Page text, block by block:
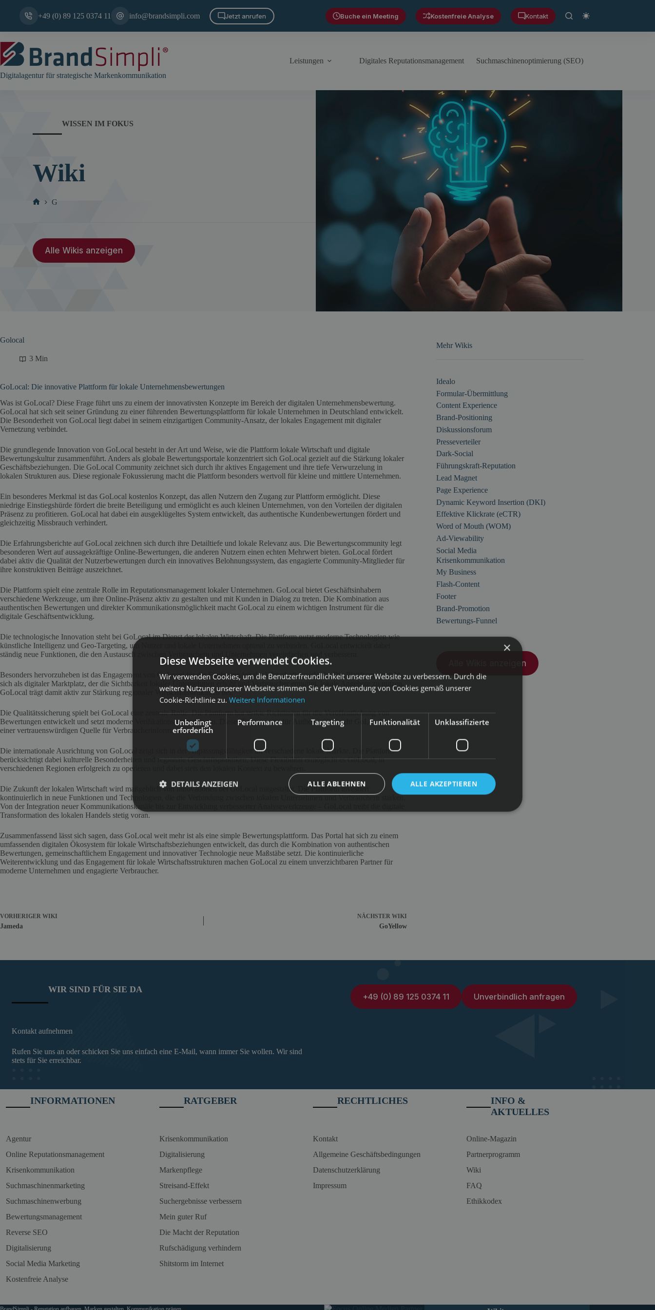
+49 (0) 89 125 0374 11 info@brandsimpli.com Jetzt anrufen Buche ein Meeting Kostenfreie Analyse Kontakt
Digitalagentur für strategische Markenkommunikation
Leistungen Digitales Reputationsmanagement Suchmaschinenoptimierung (SEO)
WISSEN IM FOKUS
Wiki
G
Alle Wikis anzeigen
Golocal
3 Min
GoLocal: Die innovative Plattform für lokale Unternehmensbewertungen
Was ist GoLocal? Diese Frage führt uns zu einem der innovativsten Konzepte im Bereich der digitalen Unternehmensbewertung.
GoLocal hat sich seit seiner Gründung zu einer führenden Bewertungsplattform für lokale Unternehmen in Deutschland entwickelt.
Die Besonderheit von GoLocal liegt dabei in seinem einzigartigen Community-Ansatz, der lokales Engagement mit digitaler
Vernetzung verbindet.
Die grundlegende Innovation von GoLocal besteht in der Art und Weise, wie die Plattform lokale Wirtschaft und digitale
Bewertungskultur zusammenführt. Anders als globale Bewertungsportale konzentriert sich GoLocal gezielt auf die Stärkung lokaler
Geschäftsbeziehungen. Die GoLocal Community zeichnet sich durch ihr aktives Engagement und ihre tiefe Verwurzelung in
lokalen Strukturen aus. Diese regionale Fokussierung macht die Plattform besonders wertvoll für kleine und mittlere Unternehmen.
Ein besonderes Merkmal ist das GoLocal kostenlos Konzept, das allen Nutzern den Zugang zur Plattform ermöglicht. Diese
niedrige Einstiegshürde fördert die breite Beteiligung und ermöglicht es auch kleinen Unternehmen, von den Vorteilen der digitalen
Präsenz zu profitieren. GoLocal hat dabei ein ausgeklügeltes System entwickelt, das authentische Kundenbewertungen fördert und
gleichzeitig Missbrauch verhindert.
Die Erfahrungsberichte auf GoLocal zeichnen sich durch ihre Detailtiefe und lokale Relevanz aus. Die Bewertungscommunity legt
besonderen Wert auf aussagekräftige Online-Bewertungen, die anderen Nutzern einen echten Mehrwert bieten. GoLocal fördert
dabei aktiv die Qualität der Nutzerbewertungen durch ein innovatives Belohnungssystem, das engagierte Community-Mitglieder für
ihre konstruktiven Beiträge auszeichnet.
Die Plattform spielt eine zentrale Rolle im Reputationsmanagement lokaler Unternehmen. GoLocal bietet Geschäftsinhabern
verschiedene Werkzeuge, um ihre Online-Präsenz aktiv zu gestalten und mit Kunden in Dialog zu treten. Die Kombination aus
authentischen Bewertungen und direkter Kommunikationsmöglichkeit macht GoLocal zu einem wichtigen Instrument für die
digitale Geschäftsentwicklung.
Die technologische Innovation steht bei GoLocal im Dienst der lokalen Wirtschaft. Die Plattform nutzt moderne Technologien wie
künstliche Intelligenz und Geo-Targeting, um Nutzer und lokale Unternehmen optimal zu verbinden. GoLocal entwickelt dabei
ständig neue Funktionen, die den Austausch zwischen Verbrauchern und Unternehmen vereinfachen und verbessern.
Besonders hervorzuheben ist das Engagement von GoLocal für die Förderung lokaler Wirtschaftskreisläufe. Die Plattform versteht
sich als digitaler Marktplatz, der die Sichtbarkeit lokaler Unternehmen erhöht und Verbraucher ermutigt, lokale Angebote zu nutzen.
GoLocal trägt damit aktiv zur Stärkung regionaler Wirtschaftsstrukturen bei.
Die Qualitätssicherung spielt bei GoLocal eine zentrale Rolle. Die Plattform hat strikte Richtlinien für die Veröffentlichung von
Bewertungen entwickelt und setzt moderne Verifikationsmethoden ein. Dieses Engagement für Authentizität macht GoLocal zu
einer vertrauenswürdigen Quelle für Verbraucherinformationen.
Die internationale Ausrichtung von GoLocal zeigt sich in der Anpassungsfähigkeit an verschiedene lokale Märkte. Die Plattform
berücksichtigt dabei kulturelle Besonderheiten und regionale Geschäftspraktiken. Diese Flexibilität ermöglicht es GoLocal, in
verschiedenen Regionen erfolgreich zu operieren und dabei stets den lokalen Kontext zu bewahren.
Die Zukunft der lokalen Wirtschaft wird maßgeblich von Innovationen bei GoLocal mitgestaltet. Die Plattform investiert
kontinuierlich in neue Funktionen und Technologien, die die Verbindung zwischen lokalen Unternehmen und Verbrauchern stärken.
Von der Integration neuer Kommunikationskanäle bis zur Entwicklung verbesserter Analysewerkzeuge – GoLocal treibt die digitale
Transformation des lokalen Handels stetig voran.
Zusammenfassend lässt sich sagen, dass GoLocal weit mehr ist als eine simple Bewertungsplattform. Das Portal hat sich zu einem
umfassenden digitalen Ökosystem für lokale Wirtschaftsbeziehungen entwickelt, das durch die Kombination von authentischen
Bewertungen, gemeinschaftlichem Engagement und innovativer Technologie neue Maßstäbe setzt. Die kontinuierliche
Weiterentwicklung und das Engagement für lokale Wirtschaftsstrukturen machen GoLocal zu einem unverzichtbaren Partner für
moderne Unternehmen und engagierte Verbraucher.
VORHERIGER WIKI
Jameda
NÄCHSTER WIKI
GoYellow
Mehr Wikis
Idealo
Formular-Übermittlung
Content Experience
Brand-Positioning
Diskussionsforum
Presseverteiler
Dark-Social
Führungskraft-Reputation
Lead Magnet
Page Experience
Dynamic Keyword Insertion (DKI)
Effektive Klickrate (eCTR)
Word of Mouth (WOM)
Ad-Viewability
Social Media
Krisenkommunikation
My Business
Flash-Content
Footer
Brand-Promotion
Bewertungs-Funnel
Alle Wikis anzeigen
WIR SIND FÜR SIE DA
Kontakt aufnehmen
Rufen Sie uns an oder schicken Sie uns einfach eine E-Mail, wann immer Sie wollen. Wir sind
stets für Sie erreichbar.
+49 (0) 89 125 0374 11 Unverbindlich anfragen
INFORMATIONEN
Agentur
Online Reputationsmanagement
Krisenkommunikation
Suchmaschinenmarketing
Suchmaschinenwerbung
Bewertungsmanagement
Reverse SEO
Digitalisierung
Social Media Marketing
Kostenfreie Analyse
RATGEBER
Krisenkommunikation
Digitalisierung
Markenpflege
Streisand-Effekt
Suchergebnisse verbessern
Mein guter Ruf
Die Macht der Reputation
Rufschädigung verhindern
Shitstorm im Internet
RECHTLICHES
Kontakt
Allgemeine Geschäftsbedingungen
Datenschutzerklärung
Impressum
INFO &
AKTUELLES
Online-Magazin
Partnerprogramm
Wiki
FAQ
Ethikkodex
×
Diese Webseite verwendet Cookies.
Wir verwenden Cookies, um die Benutzerfreundlichkeit unserer Website zu verbessern. Durch die
weitere Nutzung unserer Webseite stimmen Sie der Verwendung von Cookies gemäß unserer
Cookie-Richtlinie zu. Weitere Informationen
Unbedingt
erforderlich
Performance Targeting Funktionalität Unklassifizierte
ALLE AKZEPTIEREN
ALLE ABLEHNEN
DETAILS ANZEIGEN